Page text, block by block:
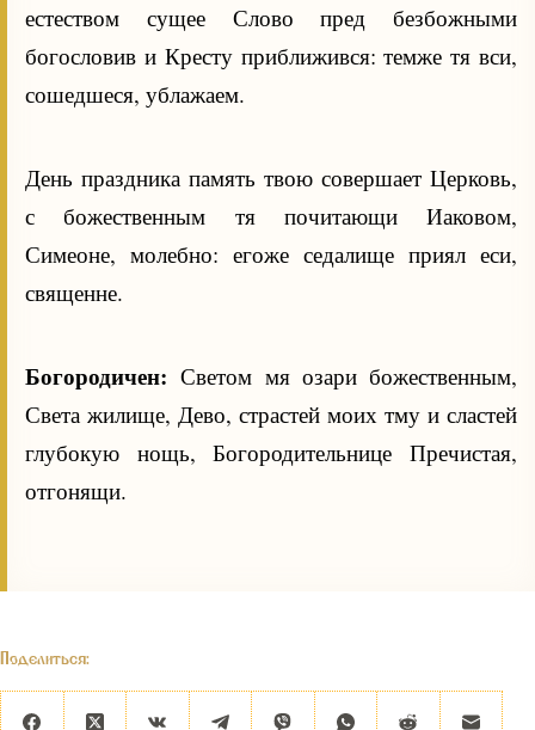
естеством сущее Слово пред безбожными
богословив и Кресту приближився: темже тя вси,
сошедшеся, ублажаем.
День праздника память твою совершает Церковь,
с божественным тя почитающи Иаковом,
Симеоне, молебно: егоже седалище приял еси,
священне.
Богородичен:Светом мя озари божественным,
Света жилище, Дево, страстей моих тму и сластей
глубокую нощь, Богородительнице Пречистая,
отгонящи.
Поделиться: